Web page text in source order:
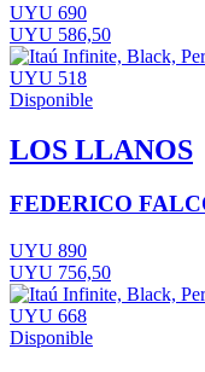
UYU 690
UYU 586,50
UYU 518
Disponible
LOS LLANOS
FEDERICO
UYU 890
UYU 756,50
UYU 668
Disponible